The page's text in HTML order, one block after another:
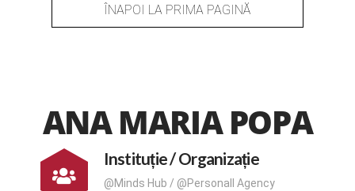
ÎNAPOI LA PRIMA PAGINĂ
ANA MARIA POPA
Instituție / Organizație
@Minds Hub / @Personall Agency